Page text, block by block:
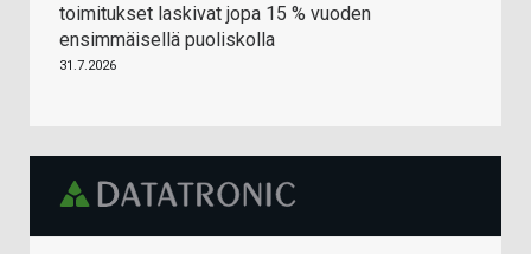
toimitukset laskivat jopa 15 % vuoden
ensimmäisellä puoliskolla
31.7.2026